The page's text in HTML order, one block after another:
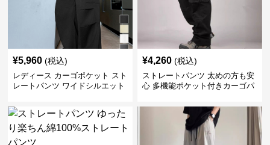
¥5,960 (税込)
レディース カーゴポケット スト
レートパンツ ワイドシルエット
¥4,260 (税込)
ストレートパンツ 太めの方も安
心 多機能ポケット付きカーゴパ